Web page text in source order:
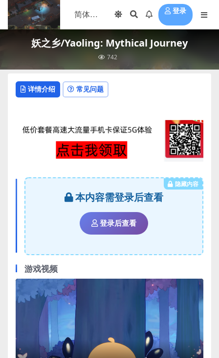
登录
妖之乡/Yaoling: Mythical Journey
742
详情介绍 常见问题
隐藏内容
本内容需登录后查看
登录后查看
游戏视频